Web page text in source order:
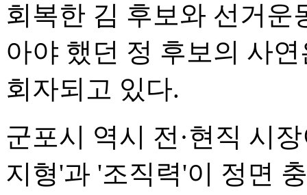
회복한 김 후보와 선거운
아야 했던 정 후보의 사
회자되고 있다.
군포시 역시 전·현직 시
지형'과 '조직력'이 정면